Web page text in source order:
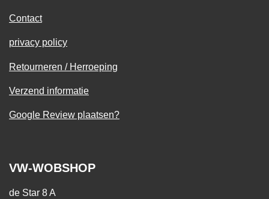
Contact
privacy policy
Retourneren / Herroeping
Verzend informatie
Google Review plaatsen?
VW-WOBSHOP
de Star 8 A